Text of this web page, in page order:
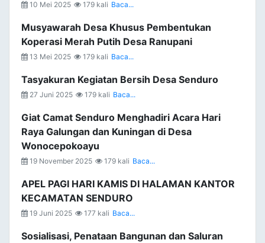
10 Mei 2025 179 kali Baca...
Musyawarah Desa Khusus Pembentukan
Koperasi Merah Putih Desa Ranupani
13 Mei 2025 179 kali Baca...
Tasyakuran Kegiatan Bersih Desa Senduro
27 Juni 2025 179 kali Baca...
Giat Camat Senduro Menghadiri Acara Hari
Raya Galungan dan Kuningan di Desa
Wonocepokoayu
19 November 2025 179 kali Baca...
APEL PAGI HARI KAMIS DI HALAMAN KANTOR
KECAMATAN SENDURO
19 Juni 2025 177 kali Baca...
Sosialisasi, Penataan Bangunan dan Saluran